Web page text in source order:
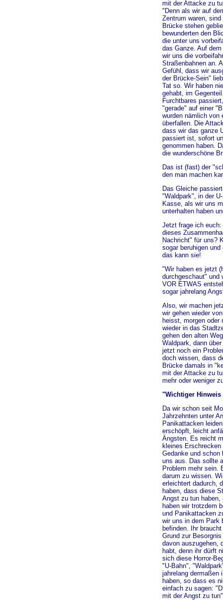
mit der Attacke zu
"Denn als wir auf
Zentrum waren,
Brücke stehen
bewunderten den
die unter uns
das Ganze. Auf
wir uns die
Straßenbahnen an.
Gefühl, dass wir
der Brücke-Sein"
Tat so. Wir haben
gehabt, im
Furchtbares
"gerade" auf einer
wurden nämlich von
überfallen. Die
dass wir das ganze
passiert ist, sofort
genommen haben.
die wunderschöne
Das ist (fast) der
den man machen
Das Gleiche
"Waldpark", in der
Kasse, als wir uns
unterhalten haben
Jetzt frage ich
dieses
Nachricht" für uns?
sogar beruhigen
das kann sie!
"Wir haben es jetzt
durchgeschaut" und
VOR ETWAS
sogar jahrelang
Also, wir machen
wir gehen wieder
heisst, morgen oder
wieder in das
gehen den alten
Waldpark, dann
jetzt noch ein
doch wissen, dass
Brücke damals in
mit der Attacke zu
mehr oder weniger
"Wichtiger Hinweis
Da wir schon seit
Jahrzehnten unter
Panikattacken
erschöpft, leicht
Ängsten. Es reicht
kleines
Gedanke und schon
uns aus. Das sollte
Problem mehr sein.
darum zu wissen.
erleichtert dadurch,
haben, dass diese
Angst zu tun haben,
haben wir trotzdem
und Panikattacken
wir uns in dem Park
befinden. Ihr
Grund zur
davon auszugehen,
habt, denn ihr dürft
sich diese Horror-
"U-Bahn",
jahrelang dermaßen
haben, so dass es
einfach zu sagen:
mit der Angst zu